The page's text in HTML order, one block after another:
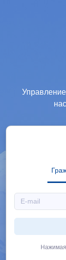
Нажимая